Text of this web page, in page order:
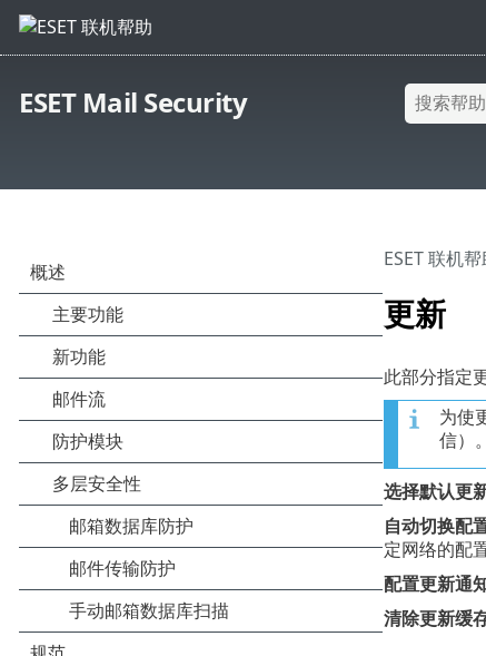
ESET Mail Security
更新
ESET 联机帮
此部分指定
为使
信）。
选择默认更
自动切换配
定网络的配
配置更新通
清除更新缓